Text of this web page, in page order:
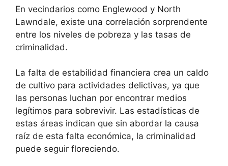
En vecindarios como Englewood y North
Lawndale, existe una correlación sorprendente
entre los niveles de pobreza y las tasas de
criminalidad.
La falta de estabilidad financiera crea un caldo
de cultivo para actividades delictivas, ya que
las personas luchan por encontrar medios
legítimos para sobrevivir. Las estadísticas de
estas áreas indican que sin abordar la causa
raíz de esta falta económica, la criminalidad
puede seguir floreciendo.